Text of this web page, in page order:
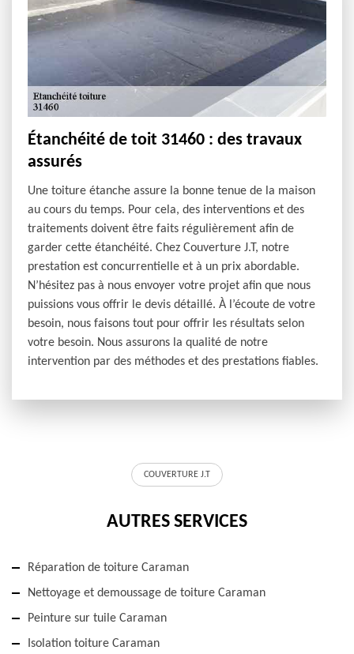
Étanchéité de toit 31460 : des travaux
assurés
Une toiture étanche assure la bonne tenue de la maison
au cours du temps. Pour cela, des interventions et des
traitements doivent être faits régulièrement afin de
garder cette étanchéité. Chez Couverture J.T, notre
prestation est concurrentielle et à un prix abordable.
N’hésitez pas à nous envoyer votre projet afin que nous
puissions vous offrir le devis détaillé. À l’écoute de votre
besoin, nous faisons tout pour offrir les résultats selon
votre besoin. Nous assurons la qualité de notre
intervention par des méthodes et des prestations fiables.
COUVERTURE J.T
AUTRES SERVICES
Réparation de toiture Caraman
Nettoyage et demoussage de toiture Caraman
Peinture sur tuile Caraman
Isolation toiture Caraman